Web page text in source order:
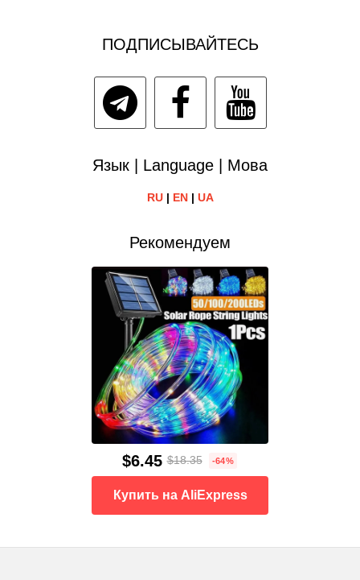
ПОДПИСЫВАЙТЕСЬ
Язык | Language | Мова
RU| EN| UA
Рекомендуем
$6.45 $18.35 -64%
Купить на AliExpress